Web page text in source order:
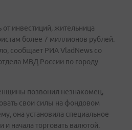
инвестиций, жительница
более 7 миллионов рублей.
сообщает РИА VladNews со
МВД России по городу
позвонил незнакомец,
свои силы на фондовом
она установила специальное
начала торговать валютой.